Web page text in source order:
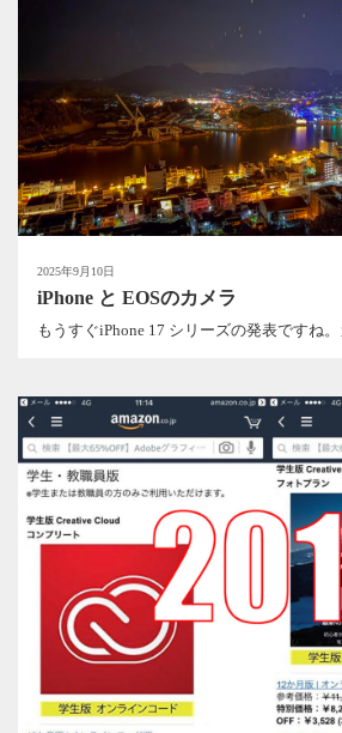
2025年9月10日
iPhone と EOSのカメラ
もうすぐiPhone 17 シリーズの発表ですね。